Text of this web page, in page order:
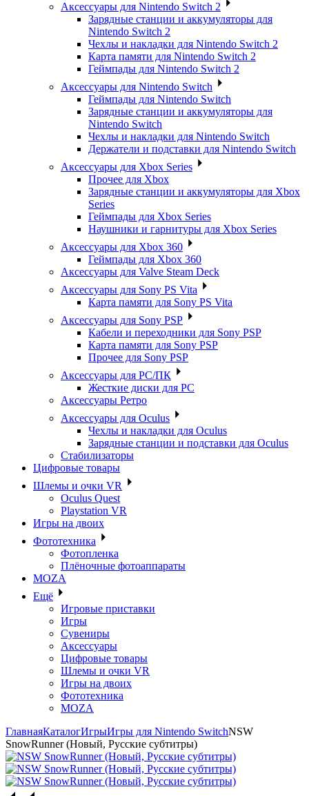
Аксессуары для Nintendo Switch 2
Зарядные станции и аккумуляторы для
Nintendo Switch 2
Чехлы и накладки для Nintendo Switch 2
Карта памяти для Nintendo Switch 2
Геймпады для Nintendo Switch 2
Аксессуары для Nintendo Switch
Геймпады для Nintendo Switch
Зарядные станции и аккумуляторы для
Nintendo Switch
Чехлы и накладки для Nintendo Switch
Держатели и подставки для Nintendo Switch
Аксессуары для Xbox Series
Прочее для Xbox
Зарядные станции и аккумуляторы для Xbox
Series
Геймпады для Xbox Series
Наушники и гарнитуры для Xbox Series
Аксессуары для Xbox 360
Геймпады для Xbox 360
Аксессуары для Valve Steam Deck
Аксессуары для Sony PS Vita
Карта памяти для Sony PS Vita
Аксессуары для Sony PSP
Кабели и переходники для Sony PSP
Карта памяти для Sony PSP
Прочее для Sony PSP
Аксессуары для PC/ПК
Жесткие диски для PC
Аксессуары Ретро
Аксессуары для Oculus
Чехлы и накладки для Oculus
Зарядные станции и подставки для Oculus
Стабилизаторы
Цифровые товары
Шлемы и очки VR
Oculus Quest
Playstation VR
Игры на двоих
Фототехника
Фотопленка
Плёночные фотоаппараты
MOZA
Ещё
Игровые приставки
Игры
Сувениры
Аксессуары
Цифровые товары
Шлемы и очки VR
Игры на двоих
Фототехника
MOZA
ГлавнаяКаталогИгрыИгры для Nintendo SwitchNSW
SnowRunner (Новый, Русские субтитры)